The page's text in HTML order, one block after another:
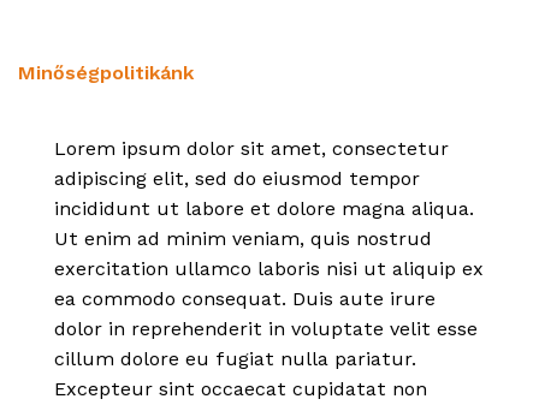
Minőségpolitikánk
Lorem ipsum dolor sit amet, consectetur
adipiscing elit, sed do eiusmod tempor
incididunt ut labore et dolore magna aliqua.
Ut enim ad minim veniam, quis nostrud
exercitation ullamco laboris nisi ut aliquip ex
ea commodo consequat. Duis aute irure
dolor in reprehenderit in voluptate velit esse
cillum dolore eu fugiat nulla pariatur.
Excepteur sint occaecat cupidatat non